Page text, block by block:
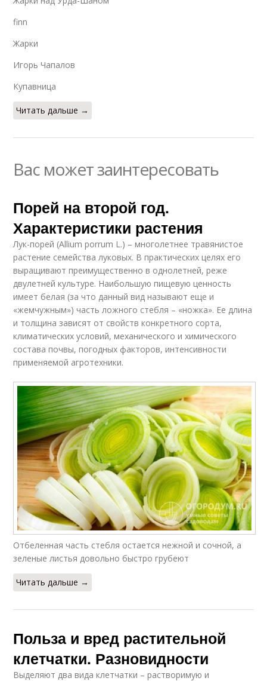
finn
Жарки
Игорь Чапалов
Купавница
Читать дальше →
Вас может заинтересовать
Порей на второй год.
Характеристики растения
Лук-порей (Allium porrum L.) – многолетнее травянистое
растение семейства луковых. В практических целях его
выращивают преимущественно в однолетней, реже
двулетней культуре. Наибольшую пищевую ценность
имеет белая (за что данный вид называют еще и
«жемчужным») часть ложного стебля – «ножка». Ее длина
и толщина зависят от свойств конкретного сорта,
климатических условий, механического и химического
состава почвы, погодных факторов, интенсивности
применяемой агротехники.
Отбеленная часть стебля остается нежной и сочной, а
зеленые листья довольно быстро грубеют
Читать дальше →
Польза и вред растительной
клетчатки. Разновидности
Выделяют два вида клетчатки – растворимую и